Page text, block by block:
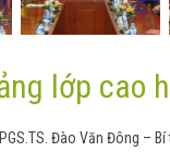
lớp cao
Đào Văn Đông – Bí